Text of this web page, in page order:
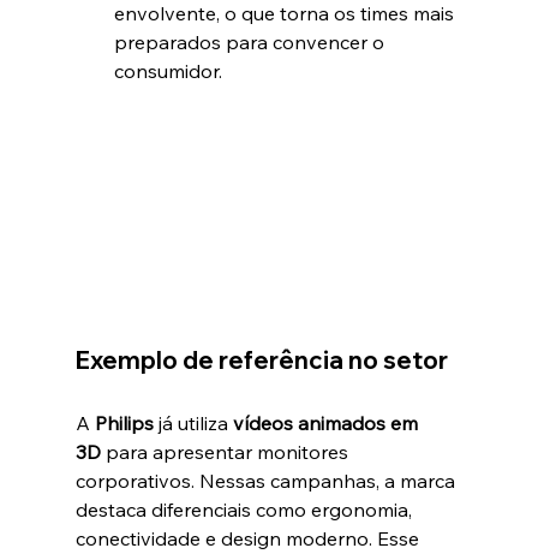
envolvente, o que torna os times mais
preparados para convencer o
consumidor.
Exemplo de referência no setor
A Philips já utiliza vídeos animados em
3D para apresentar monitores
corporativos. Nessas campanhas, a marca
destaca diferenciais como ergonomia,
conectividade e design moderno. Esse